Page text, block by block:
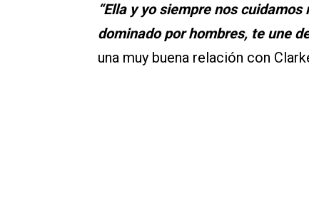
“Ella y yo siempre nos
dominado por hombres, te une
una muy buena relación con